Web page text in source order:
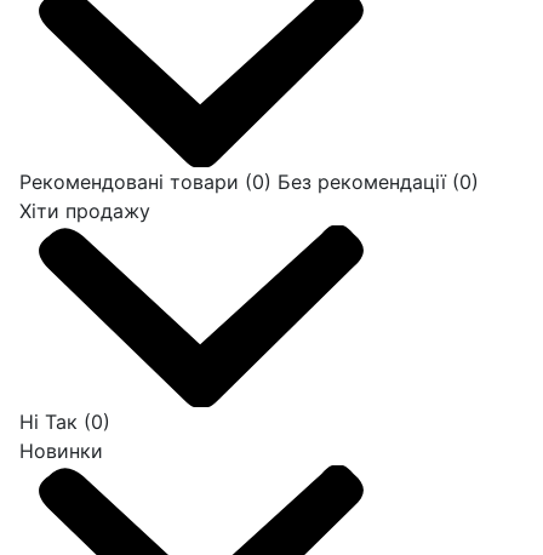
Рекомендовані товари (0) Без рекомендації (0)
Хіти продажу
Ні Так (0)
Новинки